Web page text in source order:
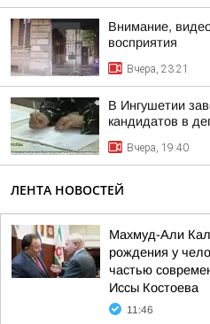
Внимание,
восприятия
Вчера, 23:21
В Ингушетии
кандидатов в
Вчера, 19:40
ЛЕНТА НОВОСТЕЙ
Махмуд-Али
рождения у
частью
Иссы Костоева
11:46